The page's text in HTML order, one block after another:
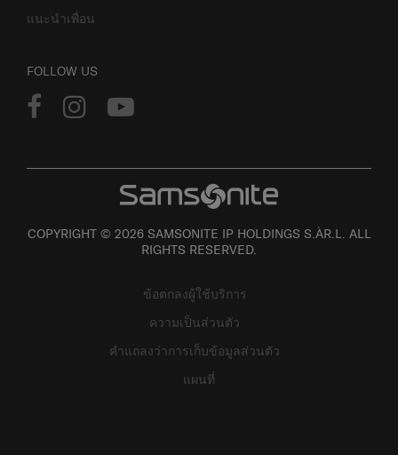
แนะนำเพื่อน
FOLLOW US
COPYRIGHT © 2026 SAMSONITE IP HOLDINGS S.ÀR.L. ALL
RIGHTS RESERVED.
ข้อตกลงผู้ใช้บริการ
ความเป็นส่วนตัว
คำแถลงว่าการเก็บข้อมูลส่วนตัว
แผนที่